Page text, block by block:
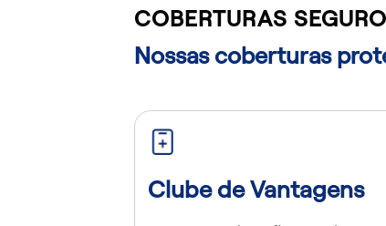
COBERTURAS
Nossas coberturas
Clube de Vantagens